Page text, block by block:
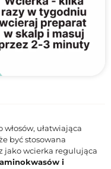
ułatwiająca
być stosowana
jako wcierka regulująca
i